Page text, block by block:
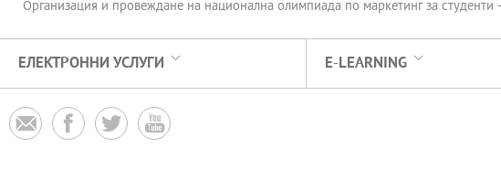
Организация и провеждане на национална олимпиада по маркетинг за студенти
ЕЛЕКТРОННИ УСЛУГИ E-LEARNING
   